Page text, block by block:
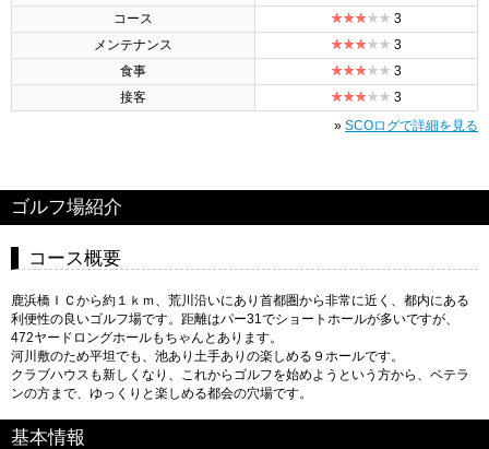
コース
3
メンテナンス
3
食事
3
接客
3
» SCOログで詳細を見る
ゴルフ場紹介
コース概要
鹿浜橋ＩＣから約１ｋｍ、荒川沿いにあり首都圏から非常に近く、都内にある
利便性の良いゴルフ場です。距離はパー31でショートホールが多いですが、
472ヤードロングホールもちゃんとあります。
河川敷のため平坦でも、池あり土手ありの楽しめる９ホールです。
クラブハウスも新しくなり、これからゴルフを始めようという方から、ベテラ
ンの方まで、ゆっくりと楽しめる都会の穴場です。
基本情報